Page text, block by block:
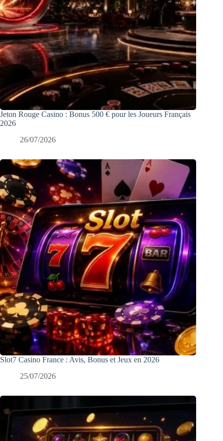
Jeton Rouge Casino : Bonus 500 € pour les Joueurs Français
2026
26/07/2026
Slot7 Casino France : Avis, Bonus et Jeux en 2026
25/07/2026